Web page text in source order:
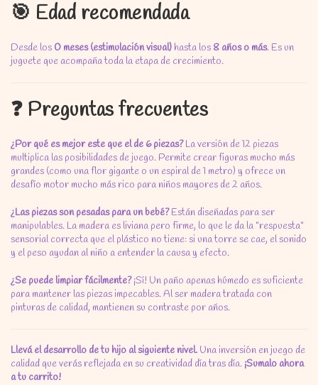
🎯 Edad recomendada
Desde los 0 meses (estimulación visual) hasta los 8 años o más. Es un
juguete que acompaña toda la etapa de crecimiento.
❓ Preguntas frecuentes
¿Por qué es mejor este que el de 6 piezas?La versión de 12 piezas
multiplica las posibilidades de juego. Permite crear figuras mucho más
grandes (como una flor gigante o un espiral de 1 metro) y ofrece un
desafío motor mucho más rico para niños mayores de 2 años.
¿Las piezas son pesadas para un bebé?Están diseñadas para ser
manipulables. La madera es liviana pero firme, lo que le da la "respuesta"
sensorial correcta que el plástico no tiene:si una torre se cae, el sonido
y el peso ayudan al niño a entender la causa y efecto.
¿Se puede limpiar fácilmente?¡Sí! Un paño apenas húmedo es suficiente
para mantener las piezas impecables.Al ser madera tratada con
pinturas de calidad, mantienen su contraste por años.
Llevá el desarrollo de tu hijo al siguiente nivel. Una inversión en juego de
calidad que verás reflejada en su creatividad día tras día. ¡Sumalo ahora
a tu carrito!